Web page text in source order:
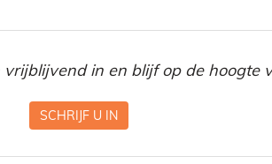
in en blijf op de hoogte
SCHRIJF U IN